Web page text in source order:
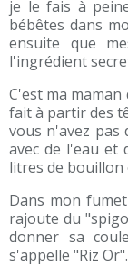
je le fais à
bébêtes dans
ensuite que
l'ingrédient
C'est ma
fait à partir des
vous n'avez
avec de l'eau et
litres de
Dans mon
rajoute du
donner sa
s'appelle "Riz Or".